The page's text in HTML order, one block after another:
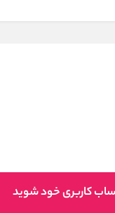
کاربری خود شوید